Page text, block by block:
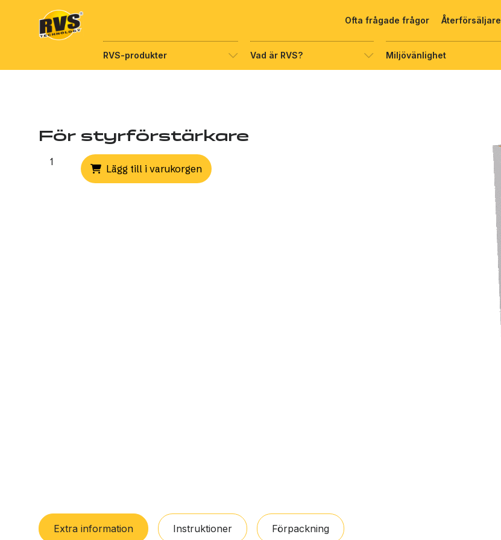
sisältöön
Ofta frågade frågor Återförsäljare
RVS-produkter Vad är RVS? Miljövänlighet
För styrförstärkare
För
styrförstärkare
Lägg till i varukorgen
Extra information Instruktioner Förpackning